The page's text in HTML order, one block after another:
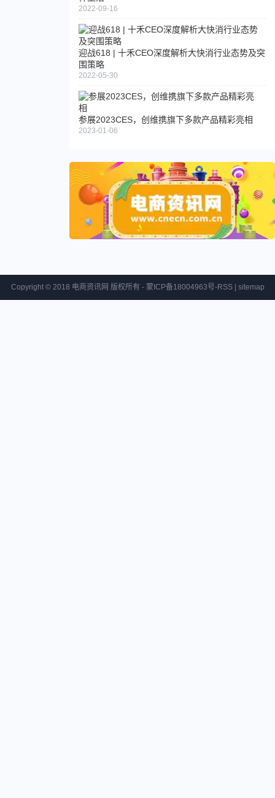
2022-09-16
迎战618 | 十禾CEO深度解析大快消行业态势及突
围策略
2022-05-30
参展2023CES，创维携旗下多款产品精彩亮相
2023-01-06
Copyright © 2018 电商资讯网 版权所有 - 蒙ICP备18004963号-RSS| sitemap